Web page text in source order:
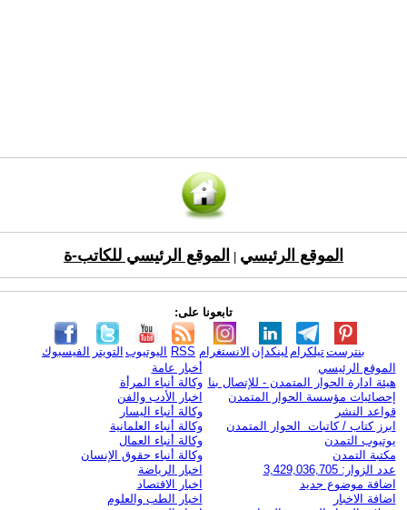
الموقع الرئيسي الموقع الرئيسي للكاتب-ة
تابعونا على:
الفيسبوك التويتر اليوتيوب RSS الانستغرام لينكدإن تيلكرامبنترست
الموقع الرئيسي
هيئة ادارة الحوار المتمدن - للإتصال بنا
إحصائيات مؤسسة الحوار المتمدن
قواعد النشر
ابرز كتاب / كاتبات الحوار المتمدن
يوتيوب التمدن
مكتبة التمدن
عدد الزوار: 3,429,036,705
اضافة موضوع جديد
اضافة الاخبار
أخبار عامة
وكالة أنباء المرأة
اخبار الأدب والفن
وكالة أنباء اليسار
وكالة أنباء العلمانية
وكالة أنباء العمال
وكالة أنباء حقوق الإنسان
اخبار الرياضة
اخبار الاقتصاد
اخبار الطب والعلوم